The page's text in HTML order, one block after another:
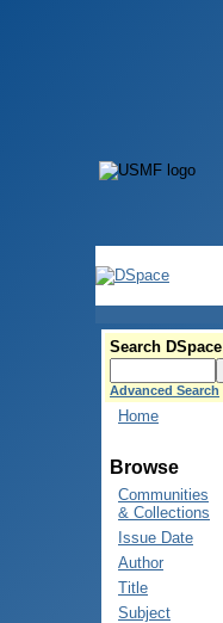
Search DSpace
Advanced Search
Home
Browse
Communities
& Collections
Issue Date
Author
Title
Subject